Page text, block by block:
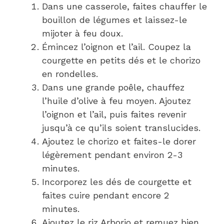
Dans une casserole, faites chauffer le
bouillon de légumes et laissez-le
mijoter à feu doux.
Émincez l’oignon et l’ail. Coupez la
courgette en petits dés et le chorizo
en rondelles.
Dans une grande poêle, chauffez
l’huile d’olive à feu moyen. Ajoutez
l’oignon et l’ail, puis faites revenir
jusqu’à ce qu’ils soient translucides.
Ajoutez le chorizo et faites-le dorer
légèrement pendant environ 2-3
minutes.
Incorporez les dés de courgette et
faites cuire pendant encore 2
minutes.